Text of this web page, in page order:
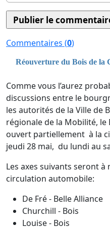
Commentaires (0)
Réouverture du Bois de la
Comme vous l’aurez
discussions entre le
les autorités de la Ville de
régionale de la Mobilité, le
ouvert partiellement à la
jeudi 28 mai, du lundi au
Les axes suivants seront à
circulation automobile:
De Fré - Belle Alliance
Churchill - Bois
Louise - Bois